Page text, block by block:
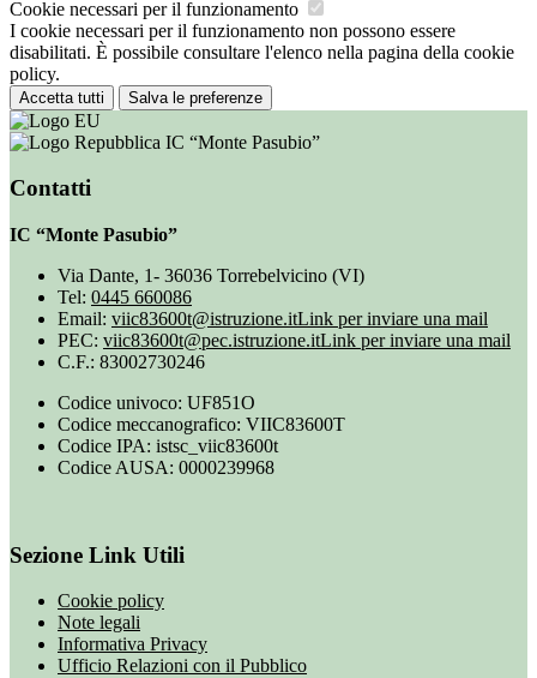
Cookie necessari per il funzionamento
I cookie necessari per il funzionamento non possono essere
disabilitati. È possibile consultare l'elenco nella pagina della cookie
policy.
Accetta tutti Salva le preferenze
IC “Monte Pasubio”
Contatti
IC “Monte Pasubio”
Via Dante, 1- 36036 Torrebelvicino (VI)
Tel: 0445 660086
Email: viic83600t@istruzione.itLink per inviare una mail
PEC: viic83600t@pec.istruzione.itLink per inviare una mail
C.F.: 83002730246
Codice univoco: UF851O
Codice meccanografico: VIIC83600T
Codice IPA: istsc_viic83600t
Codice AUSA: 0000239968
Sezione Link Utili
Cookie policy
Note legali
Informativa Privacy
Ufficio Relazioni con il Pubblico